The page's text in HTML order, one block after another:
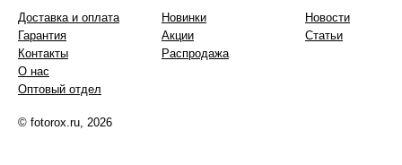
Доставка и оплата
Гарантия
Контакты
О нас
Оптовый отдел
Новинки
Акции
Распродажа
Новости
Статьи
© fotorox.ru, 2026